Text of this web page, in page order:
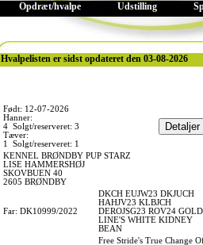
Opdræt/hvalpe Udstilling
Hvalpelisten er sidst opdateret den 03-08-2026
Født: 12-07-2026
Hanner:
4 Solgt/reserveret: 3
Tæver:
1 Solgt/reserveret: 1
KENNEL BRØNDBY PUP STARZ
LISE HAMMERSHØJ
SKOVBUEN 40
2605 BRØNDBY
Far: DK10999/2022
DKCH EUJW23 DKJUCH
HAHJV23 KLBJCH
DEROJSG23 ROV24 GOLD
LINE'S WHITE KIDNEY
BEAN
Free Stride's True Change